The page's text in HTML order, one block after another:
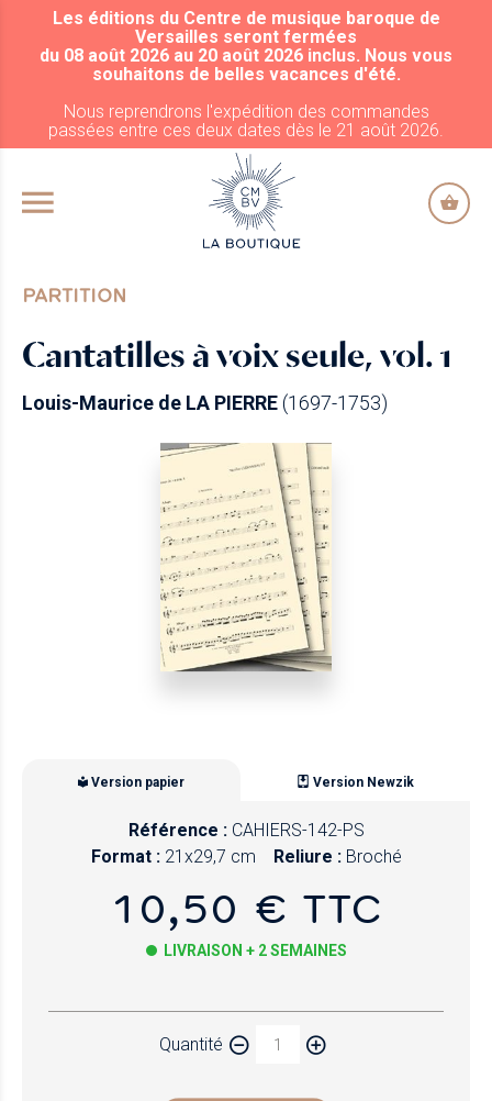
ALLER AU CONTENU PRINCIPAL
Les éditions du Centre de musique baroque de
Versailles seront fermées
du 08 août 2026 au 20 août 2026 inclus. Nous vous
souhaitons de belles vacances d'été.
Nous reprendrons l'expédition des commandes
passées entre ces deux dates dès le 21 août 2026.
PARTITION
Cantatilles à voix seule, vol. 1
Louis-Maurice de LA PIERRE(1697-1753)
Version papier Version Newzik
Référence : CAHIERS-142-PS
Format : 21x29,7 cm Reliure : Broché
10,50 € TTC
LIVRAISON + 2 SEMAINES
Quantité